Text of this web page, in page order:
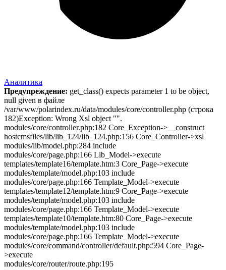
Аналитика
Предупреждение: get_class() expects parameter 1 to be object,
null given в файле
/var/www/polarindex.ru/data/modules/core/controller.php (строка
182)Exception: Wrong Xsl object "".
modules/core/controller.php:182 Core_Exception->__construct
hostcmsfiles/lib/lib_124/lib_124.php:156 Core_Controller->xsl
modules/lib/model.php:284 include
modules/core/page.php:166 Lib_Model->execute
templates/template16/template.htm:3 Core_Page->execute
modules/template/model.php:103 include
modules/core/page.php:166 Template_Model->execute
templates/template12/template.htm:9 Core_Page->execute
modules/template/model.php:103 include
modules/core/page.php:166 Template_Model->execute
templates/template10/template.htm:80 Core_Page->execute
modules/template/model.php:103 include
modules/core/page.php:166 Template_Model->execute
modules/core/command/controller/default.php:594 Core_Page-
>execute
modules/core/router/route.php:195